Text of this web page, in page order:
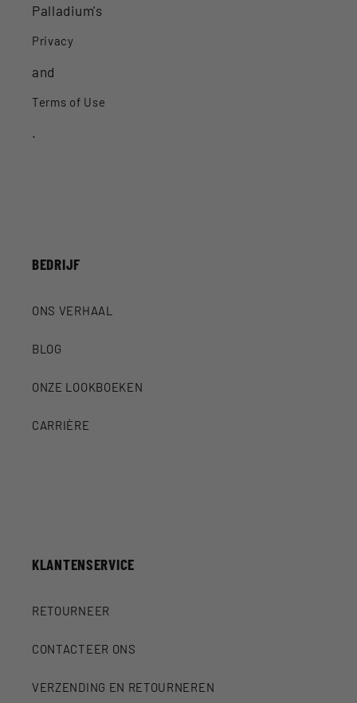
Palladium's
Privacy
and
Terms of Use
.
BEDRIJF
ONS VERHAAL
BLOG
ONZE LOOKBOEKEN
CARRIÈRE
KLANTENSERVICE
RETOURNEER
CONTACTEER ONS
VERZENDING EN RETOURNEREN